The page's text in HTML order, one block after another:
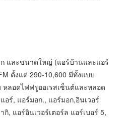
ก และขนาดใหญ่ (แอร์บ้านและแอร์
ตั้งแต่ 290-10,600 มีทั้งแบบ
ลอดไฟฟรูออเรสเซ็นต์และหลอด
ร์, แอร์มอก., แอร์มอก,อินเวอร์
, แอร์อินเวอร์เตอร์ล แอร์เบอร์ 5,